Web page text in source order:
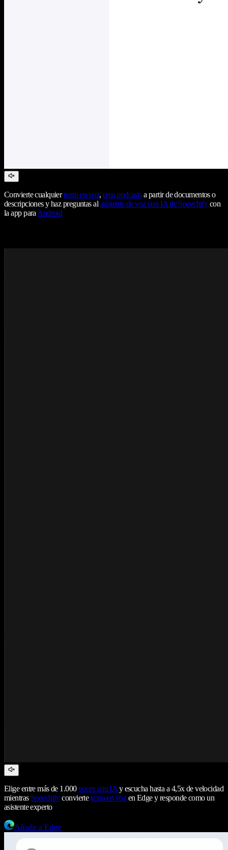
Convierte cualquiertexto en voz, crea podcastsa partir de documentos o
descripciones y haz preguntas alasistente de voz con IA de Speechifycon
la app paraAndroid
Elige entre más de 1.000voces con IA y escucha hasta a 4,5x de velocidad
mientras Speechifyconviertetexto en vozen Edge y responde como un
asistente experto
Añadir a Edge